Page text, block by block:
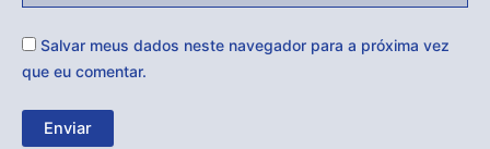
Salvar meus dados neste navegador para a próxima vez
que eu comentar.